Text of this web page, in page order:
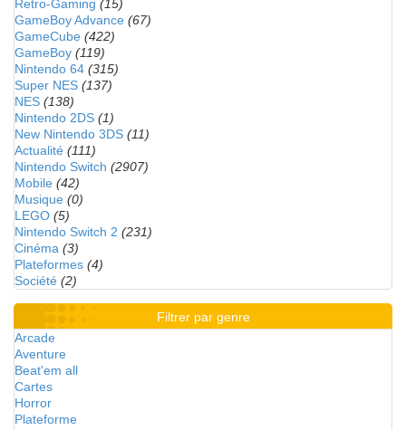
Retro-Gaming (15)
GameBoy Advance (67)
GameCube (422)
GameBoy (119)
Nintendo 64 (315)
Super NES (137)
NES (138)
Nintendo 2DS (1)
New Nintendo 3DS (11)
Actualité (111)
Nintendo Switch (2907)
Mobile (42)
Musique (0)
LEGO (5)
Nintendo Switch 2 (231)
Cinéma (3)
Plateformes (4)
Société (2)
Filtrer par genre
Arcade
Aventure
Beat'em all
Cartes
Horror
Plateforme